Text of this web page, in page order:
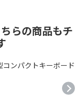
らの商品もチ
コンパクトキーボード